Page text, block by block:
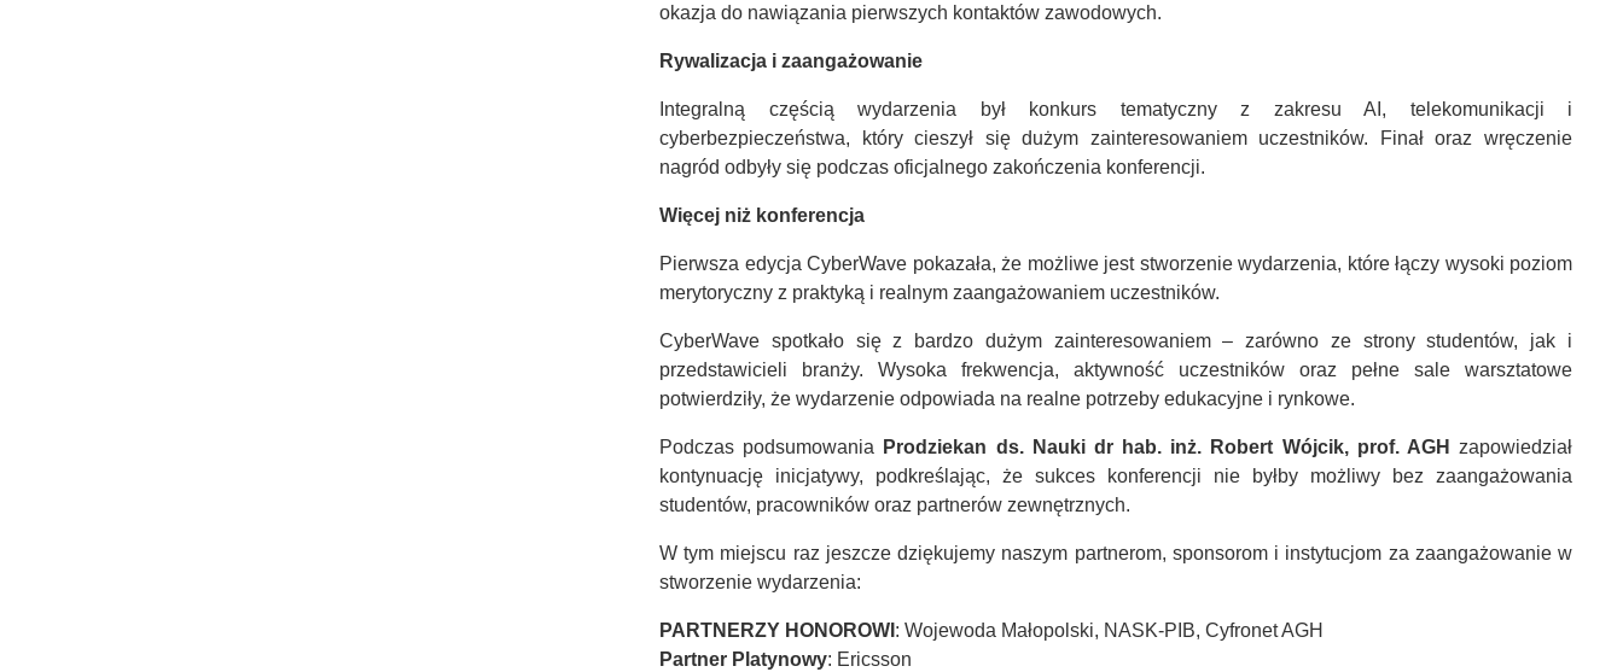
okazja do nawiązania pierwszych kontaktów zawodowych.
Rywalizacja i zaangażowanie
Integralną częścią wydarzenia był konkurs tematyczny z zakresu AI, telekomunikacji i
cyberbezpieczeństwa, który cieszył się dużym zainteresowaniem uczestników. Finał oraz wręczenie
nagród odbyły się podczas oficjalnego zakończenia konferencji.
Więcej niż konferencja
Pierwsza edycja CyberWave pokazała, że możliwe jest stworzenie wydarzenia, które łączy wysoki poziom
merytoryczny z praktyką i realnym zaangażowaniem uczestników.
CyberWave spotkało się z bardzo dużym zainteresowaniem – zarówno ze strony studentów, jak i
przedstawicieli branży. Wysoka frekwencja, aktywność uczestników oraz pełne sale warsztatowe
potwierdziły, że wydarzenie odpowiada na realne potrzeby edukacyjne i rynkowe.
Podczas podsumowania Prodziekan ds. Nauki dr hab. inż. Robert Wójcik, prof. AGH
zapowiedział
kontynuację inicjatywy, podkreślając, że sukces konferencji nie byłby możliwy bez zaangażowania
studentów, pracowników oraz partnerów zewnętrznych.
W tym miejscu raz jeszcze dziękujemy naszym partnerom, sponsorom i instytucjom za zaangażowanie w
stworzenie wydarzenia:
PARTNERZY HONOROWI : Wojewoda Małopolski, NASK-PIB, Cyfronet AGH
Partner Platynowy: Ericsson